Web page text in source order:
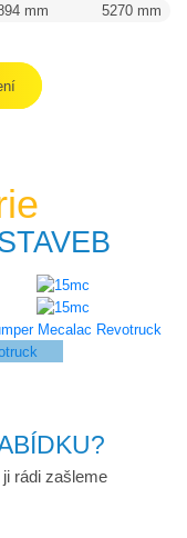
mm 5270 mm
rádi zašleme